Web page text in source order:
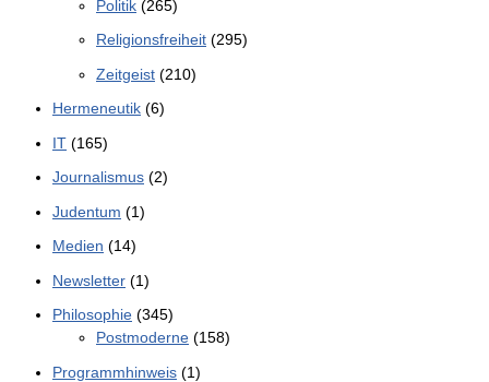
Politik (265)
Religionsfreiheit (295)
Zeitgeist (210)
Hermeneutik (6)
IT (165)
Journalismus (2)
Judentum (1)
Medien (14)
Newsletter (1)
Philosophie (345)
Postmoderne (158)
Programmhinweis (1)